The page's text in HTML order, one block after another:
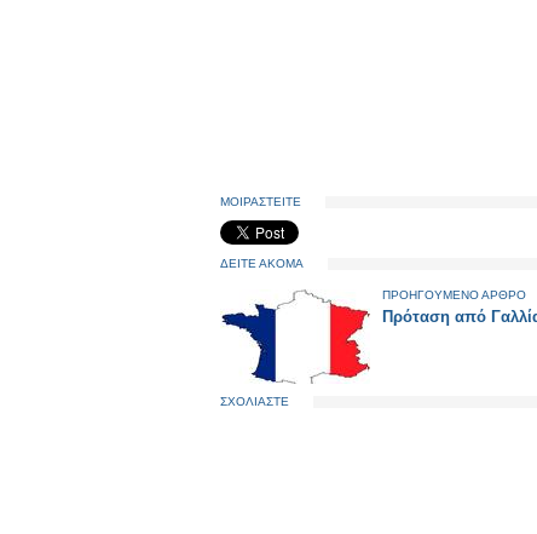
ΜΟΙΡΑΣΤΕΙΤΕ
ΔΕΙΤΕ ΑΚΟΜΑ
ΠΡΟΗΓΟΥΜΕΝΟ ΑΡΘΡΟ
Πρόταση από
ΣΧΟΛΙΑΣΤΕ